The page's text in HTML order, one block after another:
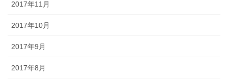
2017年11月
2017年10月
2017年9月
2017年8月